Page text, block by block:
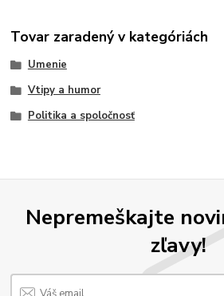
Tovar zaradený v kategóriách
Umenie
Vtipy a humor
Politika a spoločnosť
Nepremeškajte
zľavy!